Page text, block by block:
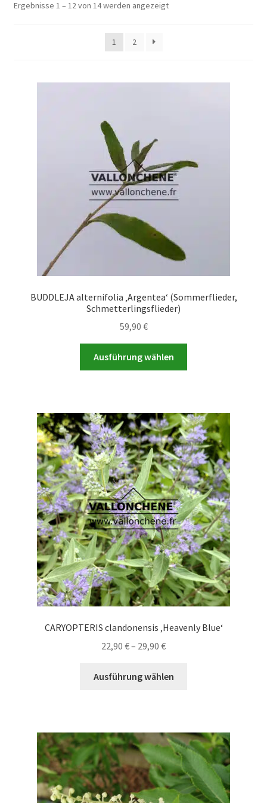
Ergebnisse 1 – 12 von 14 werden angezeigt
1 2
BUDDLEJA alternifolia ‚Argentea‘ (Sommerflieder,
Schmetterlingsflieder)
59,90 €
Ausführung wählen
Varianten
auf.
Die
Optionen
können
auf
der
Produktseite
gewählt
werden
CARYOPTERIS clandonensis ‚Heavenly Blue‘
22,90 €– 29,90 €Preisspanne:
bis
Ausführung wählen
Varianten
auf.
Die
Optionen
können